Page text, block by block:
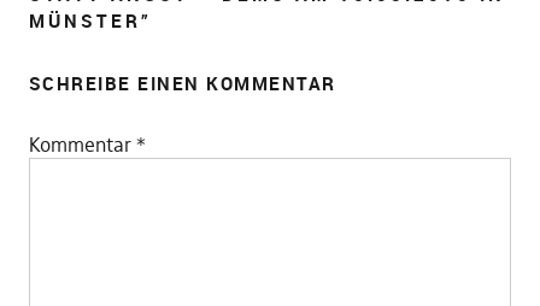
MÜNSTER”
SCHREIBE EINEN KOMMENTAR
Kommentar *